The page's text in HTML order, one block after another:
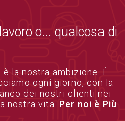
o... qualcosa di
la nostra ambizione. È
ogni giorno, con la
dei nostri clienti nei
nostra vita. Per noi è Più